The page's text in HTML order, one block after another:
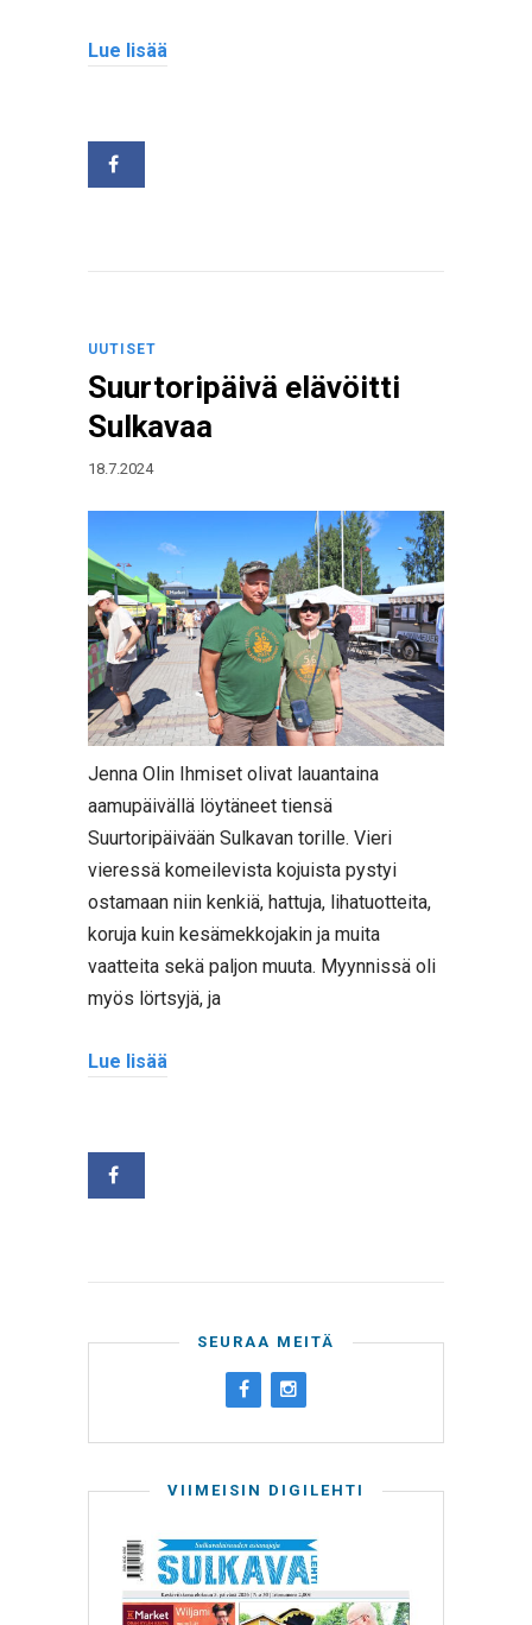
Lue lisää
UUTISET
Suurtoripäivä elävöitti
Sulkavaa
18.7.2024
Jenna Olin Ihmiset olivat lauantaina
aamupäivällä löytäneet tiensä
Suurtoripäivään Sulkavan torille. Vieri
vieressä komeilevista kojuista pystyi
ostamaan niin kenkiä, hattuja, lihatuotteita,
koruja kuin kesämekkojakin ja muita
vaatteita sekä paljon muuta. Myynnissä oli
myös lörtsyjä, ja
Lue lisää
SEURAA MEITÄ
VIIMEISIN DIGILEHTI